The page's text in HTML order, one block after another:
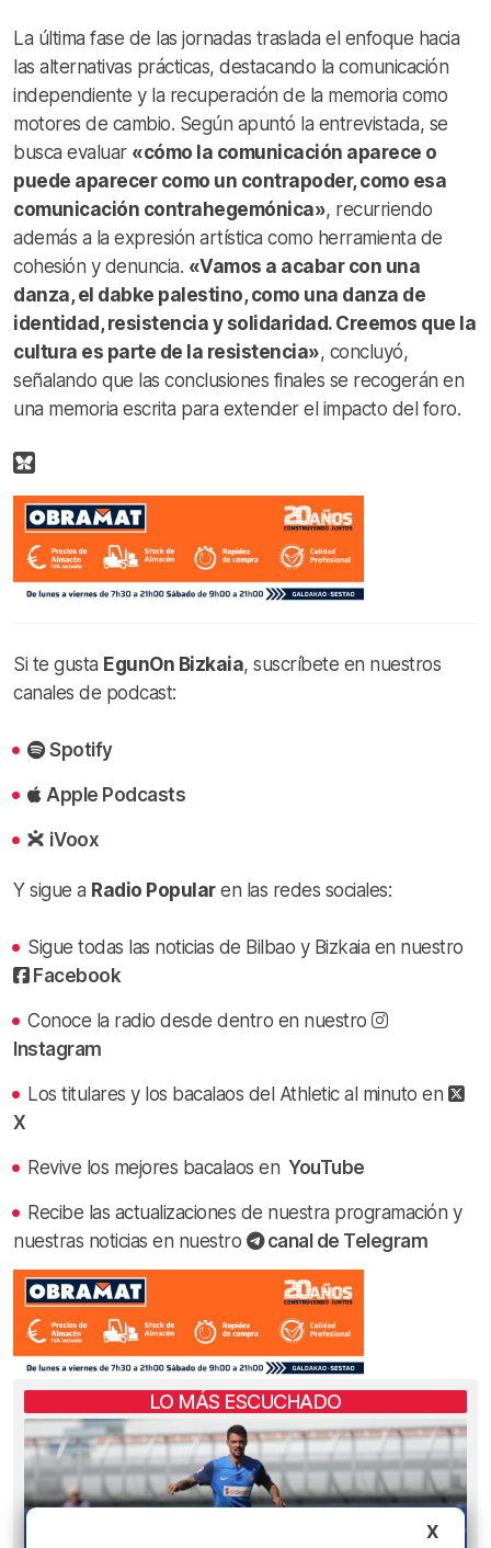
La última fase de las jornadas traslada el enfoque hacia
las alternativas prácticas, destacando la comunicación
independiente y la recuperación de la memoria como
motores de cambio. Según apuntó la entrevistada, se
busca evaluar «cómo la comunicación aparece o
puede aparecer como un contrapoder, como esa
comunicación contrahegemónica», recurriendo
además a la expresión artística como herramienta de
cohesión y denuncia. «Vamos a acabar con una
danza, el dabke palestino, como una danza de
identidad, resistencia y solidaridad. Creemos que la
cultura es parte de la resistencia», concluyó,
señalando que las conclusiones finales se recogerán en
una memoria escrita para extender el impacto del foro.
Si te gusta EgunOn Bizkaia, suscríbete en nuestros
canales de podcast:
Spotify
Apple Podcasts
iVoox
Y sigue a Radio Popularen las redes sociales:
Sigue todas las noticias de Bilbao y Bizkaia en nuestro
Facebook
Conoce la radio desde dentro en nuestro
Instagram
Los titulares y los bacalaos del Athletic al minuto en
X
Revive los mejores bacalaos en YouTube
Recibe las actualizaciones de nuestra programación y
nuestras noticias en nuestro
canal de Telegram
LO MÁS ESCUCHADO
X